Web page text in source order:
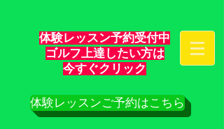
体験レッスン予約受付中
ゴルフ上達したい方は
​今すぐクリック
体験レッスンご予約はこちら